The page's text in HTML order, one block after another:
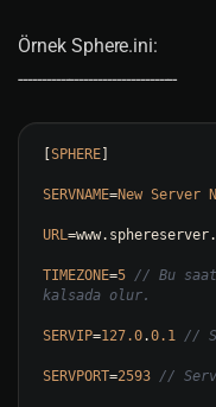
Örnek Sphere.ini:
----------------------------------
SPHERE
SERVNAME=New Server
URL=
TIMEZONE=5 // Bu
kalsada olur.
SERVIP=127.0.0.1 //
SERVPORT=2593 //